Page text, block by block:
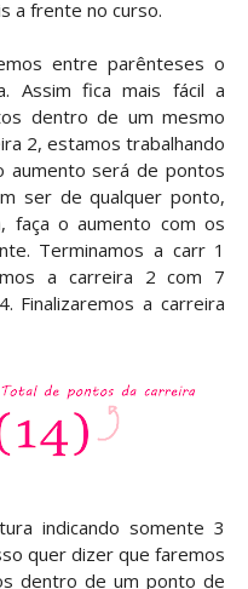
a frente no curso.
entre parênteses o
Assim fica mais fácil a
dentro de um mesmo
2, estamos trabalhando
aumento será de pontos
ser de qualquer ponto,
faça o aumento com os
Terminamos a carr 1
a carreira 2 com 7
Finalizaremos a carreira
indicando somente 3
quer dizer que faremos
dentro de um ponto de